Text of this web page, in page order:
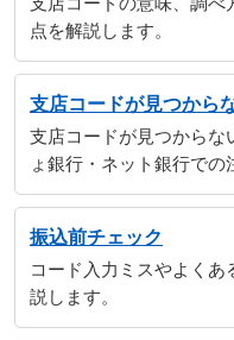
点を解説します。
支店コードが見つから
支店コードが見つからな
ょ銀行・ネット銀行での
振込前チェック
コード入力ミスやよく
説します。